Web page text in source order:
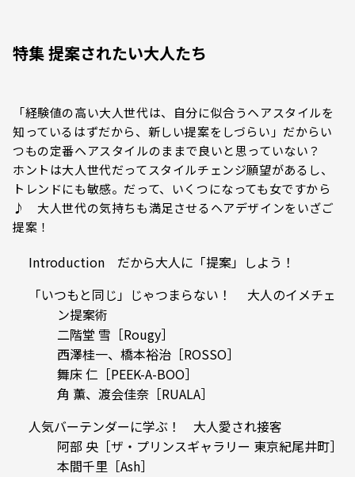
特集 提案されたい大人たち
「経験値の高い大人世代は、自分に似合うヘアスタイルを
知っているはずだから、新しい提案をしづらい」だからい
つもの定番ヘアスタイルのままで良いと思っていない？
ホントは大人世代だってスタイルチェンジ願望があるし、
トレンドにも敏感。だって、いくつになっても女ですから
♪ 大人世代の気持ちも満足させるヘアデザインをいざご
提案！
Introduction だから大人に「提案」しよう！
「いつもと同じ」じゃつまらない！ 大人のイメチェ
ン提案術
二階堂 雪［Rougy］
西澤桂一、橋本裕治［ROSSO］
舞床 仁［PEEK-A-BOO］
角 薫、渡会佳奈［RUALA］
人気バーテンダーに学ぶ！ 大人愛され接客
阿部 央［ザ・プリンスギャラリー 東京紀尾井町］
本間千里［Ash］